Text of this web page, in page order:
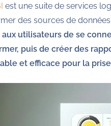
est une suite de services
des sources de
utilisateurs de se
puis de créer des
et efficace pour la